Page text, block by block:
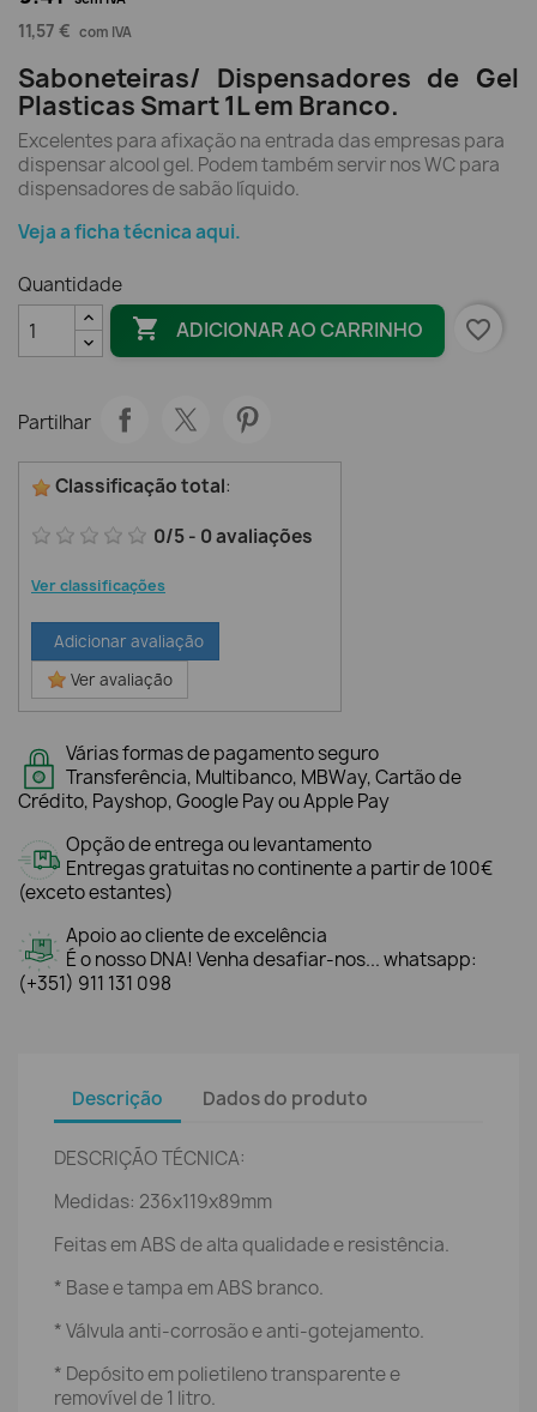
11,57 € com IVA
Saboneteiras/ Dispensadores de Gel
Plasticas Smart 1L em Branco.
Excelentes para afixação na entrada das empresas para
dispensar alcool gel. Podem também servir nos WC para
dispensadores de sabão líquido.
Veja a ficha técnica aqui.
Quantidade
 ADICIONAR AO CARRINHO favorite_border
Partilhar
Classificação total:
0/5- 0avaliações
Ver classificações
Adicionar avaliação
Ver avaliação
Várias formas de pagamento seguro
Transferência, Multibanco, MBWay, Cartão de
Crédito, Payshop, Google Pay ou Apple Pay
Opção de entrega ou levantamento
Entregas gratuitas no continente a partir de 100€
(exceto estantes)
Apoio ao cliente de excelência
É o nosso DNA! Venha desafiar-nos... whatsapp:
(+351) 911 131 098
Descrição Dados do produto
DESCRIÇÃO TÉCNICA:
Medidas: 236x119x89mm
Feitas em ABS de alta qualidade e resistência.
* Base e tampa em ABS branco.
* Válvula anti-corrosão e anti-gotejamento.
* Depósito em polietileno transparente e
removível de 1 litro.